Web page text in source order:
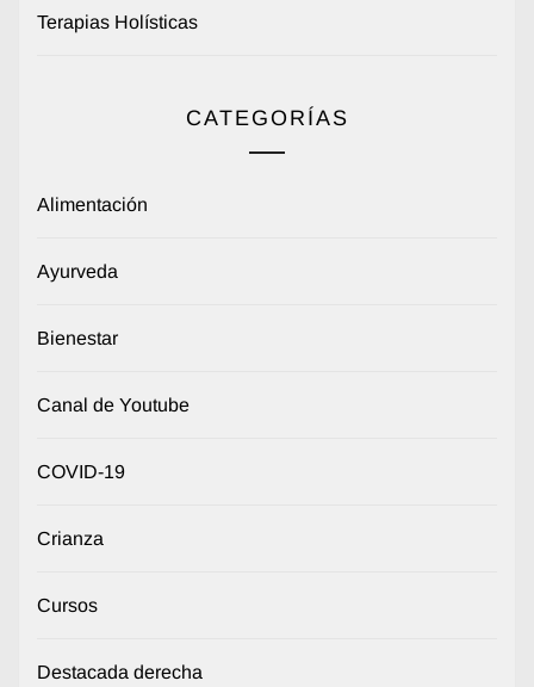
Terapias Holísticas
CATEGORÍAS
Alimentación
Ayurveda
Bienestar
Canal de Youtube
COVID-19
Crianza
Cursos
Destacada derecha